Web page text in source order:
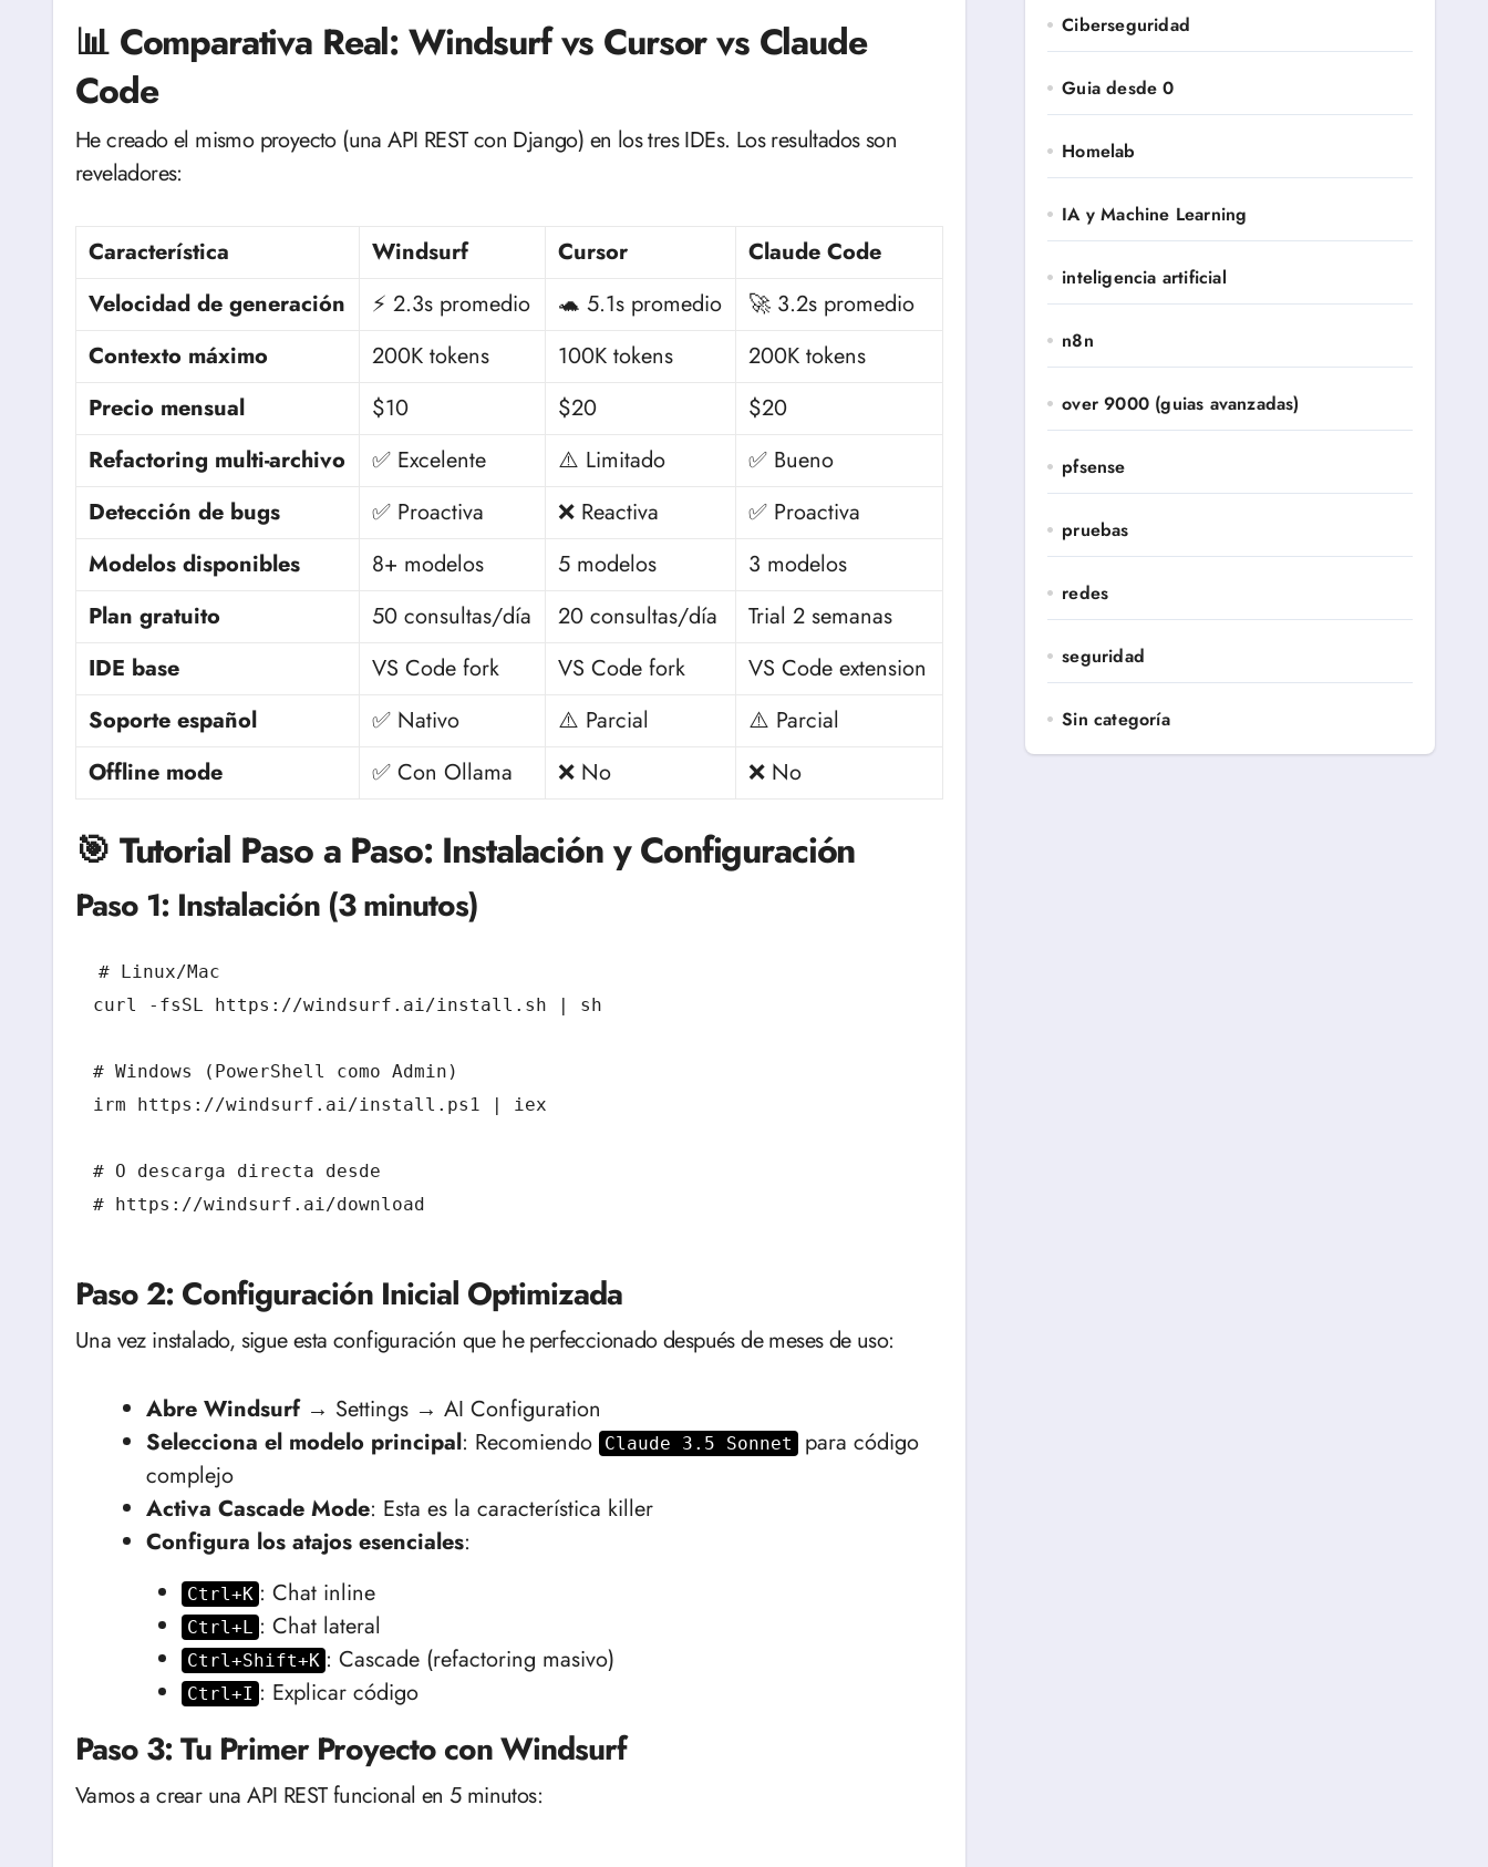
📊 Comparativa Real: Windsurf vs Cursor vs Claude
Code
He creado el mismo proyecto (una API REST con Django) en los tres IDEs. Los resultados son
reveladores:
Característica Windsurf Cursor
Claude Code
Velocidad de generación
⚡ 2.3s promedio 🐢 5.1s promedio
🚀 3.2s promedio
Contexto máximo
200K tokens 100K tokens
200K tokens
Precio mensual
$10 $20
$20
Refactoring multi-archivo
✅ Excelente ⚠️ Limitado
✅ Bueno
Detección de bugs
✅ Proactiva ❌ Reactiva
✅ Proactiva
Modelos disponibles
8+ modelos 5 modelos
3 modelos
Plan gratuito
50 consultas/día 20 consultas/día
Trial 2 semanas
IDE base
VS Code fork VS Code fork
VS Code extension
Soporte español
✅ Nativo ⚠️ Parcial
⚠️ Parcial
Offline mode
✅ Con Ollama ❌ No ❌ No
🎯 Tutorial Paso a Paso: Instalación y Configuración
Paso 1: Instalación (3 minutos)
# Linux/Mac
curl -fsSL https://windsurf.ai/install.sh | sh
# Windows (PowerShell como Admin)
irm https://windsurf.ai/install.ps1 | iex
# O descarga directa desde
Paso 2: Configuración Inicial Optimizada
Una vez instalado, sigue esta configuración que he perfeccionado después de meses de uso:
Abre Windsurf→ Settings → AI Configuration
Selecciona el modelo principal: Recomiendo Claude 3.5 Sonnet
para código
complejo
Activa Cascade Mode: Esta es la característica killer
Configura los atajos esenciales:
Ctrl+K : Chat inline
Ctrl+L : Chat lateral
Ctrl+Shift+K : Cascade (refactoring masivo)
Ctrl+I : Explicar código
Paso 3: Tu Primer Proyecto con Windsurf
Vamos a crear una API REST funcional en 5 minutos:
Ciberseguridad
Guia desde 0
Homelab
IA y Machine Learning
inteligencia artificial
n8n
over 9000 (guias avanzadas)
pfsense
pruebas
redes
seguridad
Sin categoría